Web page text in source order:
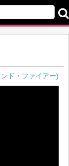
ド・ファイアー)